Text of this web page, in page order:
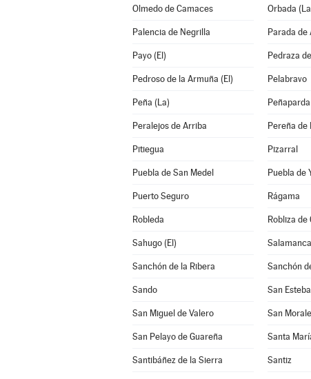
Olmedo de Camaces Orbada
Palencia de Negrilla Parada de
Payo (El) Pedraza
Pedroso de la Armuña (El) Pelabravo
Peña (La) Peñaparda
Peralejos de Arriba Pereña de
Pitiegua Pizarral
Puebla de San Medel Puebla de
Puerto Seguro Rágama
Robleda Robliza de
Sahugo (El) Salamanca
Sanchón de la Ribera Sanchón
Sando San
San Miguel de Valero San
San Pelayo de Guareña Santa
Santibáñez de la Sierra Santiz